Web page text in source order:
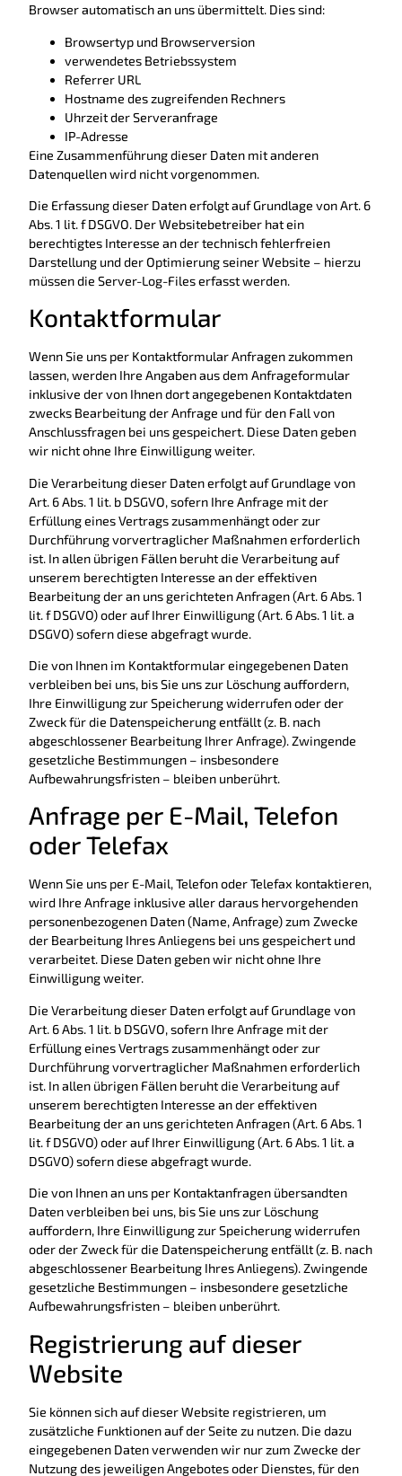
Browser automatisch an uns übermittelt. Dies sind:
Browsertyp und Browserversion
verwendetes Betriebssystem
Referrer URL
Hostname des zugreifenden Rechners
Uhrzeit der Serveranfrage
IP-Adresse
Eine Zusammenführung dieser Daten mit anderen
Datenquellen wird nicht vorgenommen.
Die Erfassung dieser Daten erfolgt auf Grundlage von Art. 6
Abs. 1 lit. f DSGVO. Der Websitebetreiber hat ein
berechtigtes Interesse an der technisch fehlerfreien
Darstellung und der Optimierung seiner Website – hierzu
müssen die Server-Log-Files erfasst werden.
Kontaktformular
Wenn Sie uns per Kontaktformular Anfragen zukommen
lassen, werden Ihre Angaben aus dem Anfrageformular
inklusive der von Ihnen dort angegebenen Kontaktdaten
zwecks Bearbeitung der Anfrage und für den Fall von
Anschlussfragen bei uns gespeichert. Diese Daten geben
wir nicht ohne Ihre Einwilligung weiter.
Die Verarbeitung dieser Daten erfolgt auf Grundlage von
Art. 6 Abs. 1 lit. b DSGVO, sofern Ihre Anfrage mit der
Erfüllung eines Vertrags zusammenhängt oder zur
Durchführung vorvertraglicher Maßnahmen erforderlich
ist. In allen übrigen Fällen beruht die Verarbeitung auf
unserem berechtigten Interesse an der effektiven
Bearbeitung der an uns gerichteten Anfragen (Art. 6 Abs. 1
lit. f DSGVO) oder auf Ihrer Einwilligung (Art. 6 Abs. 1 lit. a
DSGVO) sofern diese abgefragt wurde.
Die von Ihnen im Kontaktformular eingegebenen Daten
verbleiben bei uns, bis Sie uns zur Löschung auffordern,
Ihre Einwilligung zur Speicherung widerrufen oder der
Zweck für die Datenspeicherung entfällt (z. B. nach
abgeschlossener Bearbeitung Ihrer Anfrage). Zwingende
gesetzliche Bestimmungen – insbesondere
Aufbewahrungsfristen – bleiben unberührt.
Anfrage per E-Mail, Telefon
oder Telefax
Wenn Sie uns per E-Mail, Telefon oder Telefax kontaktieren,
wird Ihre Anfrage inklusive aller daraus hervorgehenden
personenbezogenen Daten (Name, Anfrage) zum Zwecke
der Bearbeitung Ihres Anliegens bei uns gespeichert und
verarbeitet. Diese Daten geben wir nicht ohne Ihre
Einwilligung weiter.
Die Verarbeitung dieser Daten erfolgt auf Grundlage von
Art. 6 Abs. 1 lit. b DSGVO, sofern Ihre Anfrage mit der
Erfüllung eines Vertrags zusammenhängt oder zur
Durchführung vorvertraglicher Maßnahmen erforderlich
ist. In allen übrigen Fällen beruht die Verarbeitung auf
unserem berechtigten Interesse an der effektiven
Bearbeitung der an uns gerichteten Anfragen (Art. 6 Abs. 1
lit. f DSGVO) oder auf Ihrer Einwilligung (Art. 6 Abs. 1 lit. a
DSGVO) sofern diese abgefragt wurde.
Die von Ihnen an uns per Kontaktanfragen übersandten
Daten verbleiben bei uns, bis Sie uns zur Löschung
auffordern, Ihre Einwilligung zur Speicherung widerrufen
oder der Zweck für die Datenspeicherung entfällt (z. B. nach
abgeschlossener Bearbeitung Ihres Anliegens). Zwingende
gesetzliche Bestimmungen – insbesondere gesetzliche
Aufbewahrungsfristen – bleiben unberührt.
Registrierung auf dieser
Website
Sie können sich auf dieser Website registrieren, um
zusätzliche Funktionen auf der Seite zu nutzen. Die dazu
eingegebenen Daten verwenden wir nur zum Zwecke der
Nutzung des jeweiligen Angebotes oder Dienstes, für den